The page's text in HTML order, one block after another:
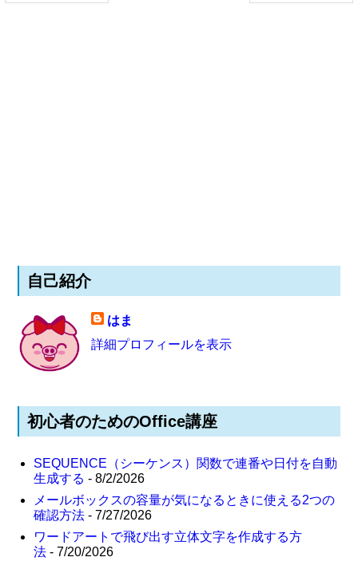
自己紹介
はま
詳細プロフィールを表示
初心者のためのOffice講座
SEQUENCE（シーケンス）関数で連番や日付を自動
生成する - 8/2/2026
メールボックスの容量が気になるときに使える2つの
確認方法 - 7/27/2026
ワードアートで飛び出す立体文字を作成する方
法 - 7/20/2026